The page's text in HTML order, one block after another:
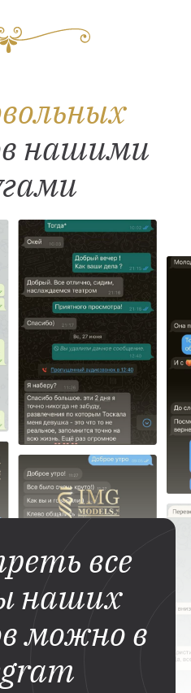
нашими
все
наших
можно в